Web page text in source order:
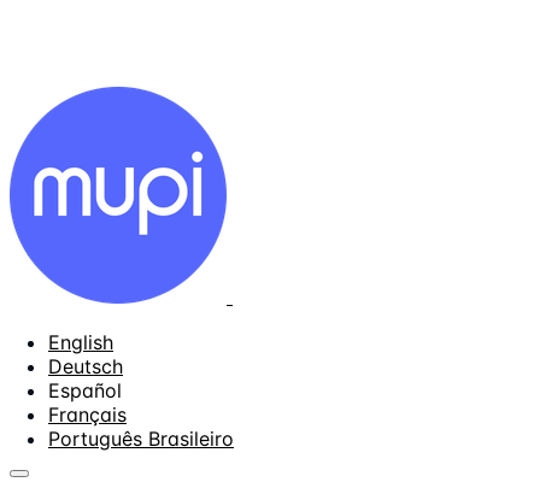
English
Deutsch
Español
Français
Português Brasileiro